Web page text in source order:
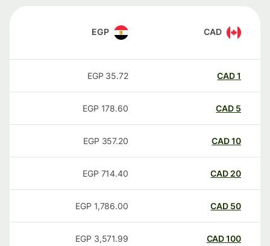
CAD
EGP
CAD
35.72
EGP
CAD
178.60
EGP
CAD
357.20
EGP
20
CAD
714.40
EGP
50
CAD
1,786.00
EGP
100
CAD
3,571.99
EGP